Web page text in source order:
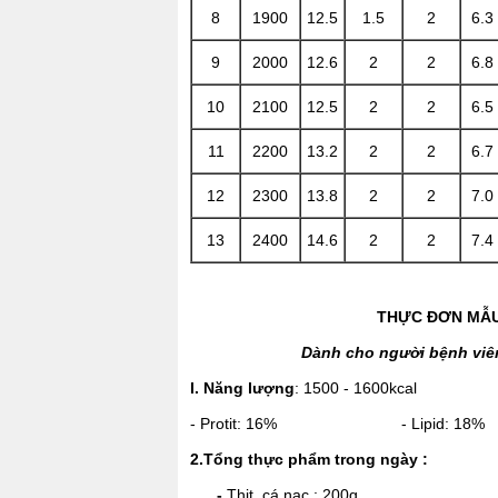
8 1900 12.5 1.5 2 6.3
9 2000 12.6 2 2 6.8
10 2100 12.5 2 2 6.5
11 2200 13.2 2 2 6.7
12 2300 13.8 2 2 7.0
13 2400 14.6 2 2 7.4
THỰC ĐƠN
Dành cho người bệnh
I. Năng lượng: 1500 - 1600kcal
- Protit: 16% - Lipid:
2.Tổng thực phẩm trong ngày :